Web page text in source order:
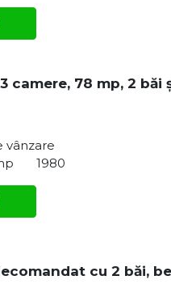
camere, 78 mp, 2 băi
vânzare
1980
cu 2 băi,